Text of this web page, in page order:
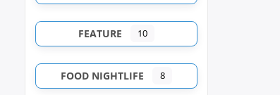
FEATURE 10
FOOD NIGHTLIFE 8